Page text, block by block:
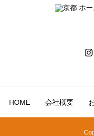
HOME 会社概要